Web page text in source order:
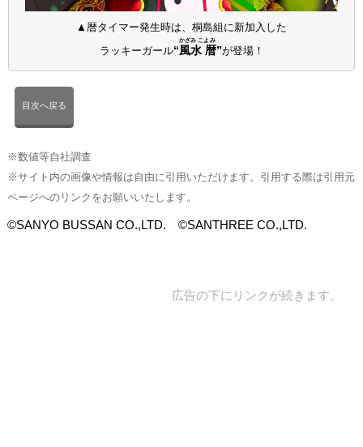
▲暦タイマー発生時は、桐島組に新加入した
ラッキーガール“風水 暦
かざみ こよみ
”が登場！
目次へ戻る
※数値等自社調査
※サイト内の画像や情報は自由に引用いただけます。引用する際は引用元
ページへのリンクをお願いいたします。
©SANYO BUSSAN CO.,LTD. ©SANTHREE CO.,LTD.
広告の下にリンクが続きます。